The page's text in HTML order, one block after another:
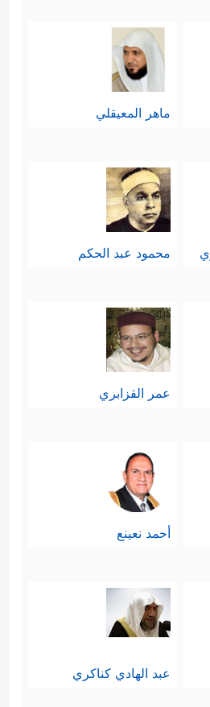
ماهر المعيقلي
محمود عبد الحكم
عمر القزابري
أحمد نعينع
عبد الهادي كناكري